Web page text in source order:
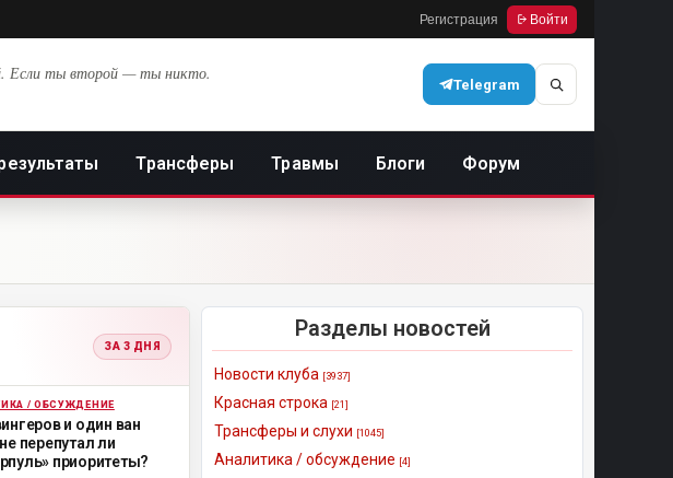
Регистрация Войти
Если ты второй — ты никто.
Telegram
Трансферы Травмы Блоги Форум
ЗА 3 ДНЯ
/ ОБСУЖДЕНИЕ
и один ван
перепутал ли
приоритеты?
Разделы новостей
Новости клуба [3937]
Красная строка [21]
Трансферы и слухи [1045]
Аналитика / обсуждение [4]